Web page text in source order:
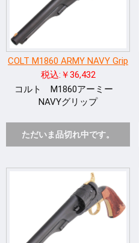
COLT M1860 ARMY NAVY Grip
税込:￥36,432
コルト M1860アーミー
NAVYグリップ
ただいま品切れ中です。